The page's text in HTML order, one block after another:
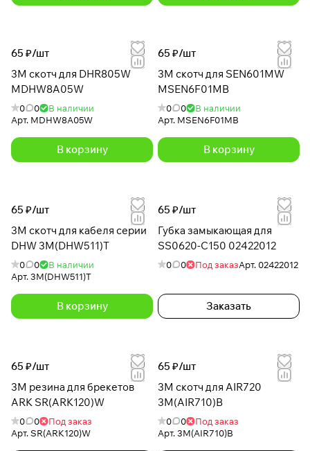
65 ₽/шт
3M скотч для DHR805W
MDHW8A05W
0 0
В наличии
Арт. MDHW8A05W
В корзину
65 ₽/шт
3М скотч для SEN601MW
MSEN6F01MB
0 0
В наличии
Арт. MSEN6F01MB
В корзину
65 ₽/шт
3М скотч для кабеля серии
DHW 3M(DHW511)T
0 0
В наличии
Арт.3M(DHW511)T
В корзину
65 ₽/шт
Губка замыкающая для
SS0620-C150 02422012
0 0 Под заказАрт. 02422012
Заказать
65 ₽/шт
3M резина для брекетов
ARK SR(ARK120)W
0 0
Под заказ
Арт.SR(ARK120)W
65 ₽/шт
3M скотч для AIR720
3M(AIR710)B
0 0
Под заказ
Арт.3M(AIR710)B